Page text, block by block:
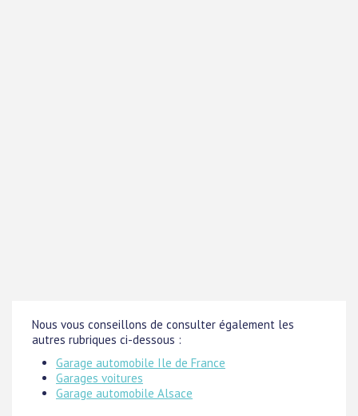
Nous vous conseillons de consulter également les
autres rubriques ci-dessous :
Garage automobile Ile de France
Garages voitures
Garage automobile Alsace